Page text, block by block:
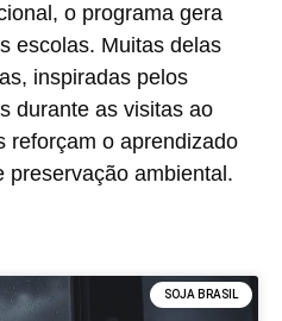
o programa gera
escolas. Muitas delas
inspiradas pelos
durante as visitas ao
reforçam o aprendizado
preservação ambiental.
SOJA BRASIL